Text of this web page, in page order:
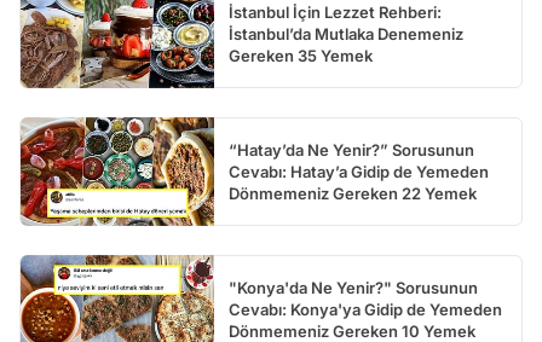
İstanbul İçin Lezzet Rehberi:
İstanbul’da Mutlaka Denemeniz
Gereken 35 Yemek
“Hatay’da Ne Yenir?” Sorusunun
Cevabı: Hatay’a Gidip de Yemeden
Dönmemeniz Gereken 22 Yemek
"Konya'da Ne Yenir?" Sorusunun
Cevabı: Konya'ya Gidip de Yemeden
Dönmemeniz Gereken 10 Yemek